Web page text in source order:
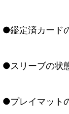
●鑑定済カード
●スリーブの状
●プレイマット